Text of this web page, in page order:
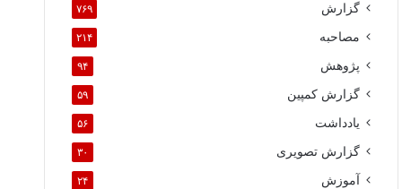
گزارش ۷۶۹
مصاحبه ۲۱۴
پژوهش ۹۴
گزارش کمپین ۵۹
یادداشت ۵۶
گزارش تصویری ۳۰
آموزش ۲۴